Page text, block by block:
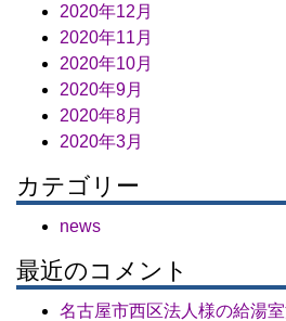
2020年12月
2020年11月
2020年10月
2020年9月
2020年8月
2020年3月
カテゴリー
news
最近のコメント
名古屋市西区法人様の給湯